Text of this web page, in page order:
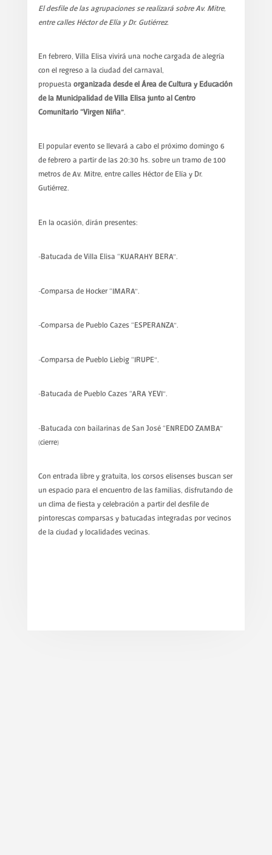
El desfile de las agrupaciones se realizará sobre Av. Mitre,
entre calles Héctor de Elía y Dr. Gutiérrez.
En febrero, Villa Elisa vivirá una noche cargada de alegría
con el regreso a la ciudad del carnaval,
propuesta organizada desde el Área de Cultura y Educación
de la Municipalidad de Villa Elisa junto al Centro
Comunitario “Virgen Niña”.
El popular evento se llevará a cabo el próximo domingo 6
de febrero a partir de las 20:30 hs. sobre un tramo de 100
metros de Av. Mitre, entre calles Héctor de Elía y Dr.
Gutiérrez.
En la ocasión, dirán presentes:
-Batucada de Villa Elisa “KUARAHY BERA”.
-Comparsa de Hocker “IMARA”.
-Comparsa de Pueblo Cazes “ESPERANZA”.
-Comparsa de Pueblo Liebig “IRUPE”.
-Batucada de Pueblo Cazes “ARA YEVI”.
-Batucada con bailarinas de San José “ENREDO ZAMBA”
(cierre)
Con entrada libre y gratuita, los corsos elisenses buscan ser
un espacio para el encuentro de las familias, disfrutando de
un clima de fiesta y celebración a partir del desfile de
pintorescas comparsas y batucadas integradas por vecinos
de la ciudad y localidades vecinas.